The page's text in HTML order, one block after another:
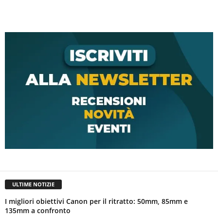
ULTIME NOTIZIE
I migliori obiettivi Canon per il ritratto: 50mm, 85mm e
135mm a confronto